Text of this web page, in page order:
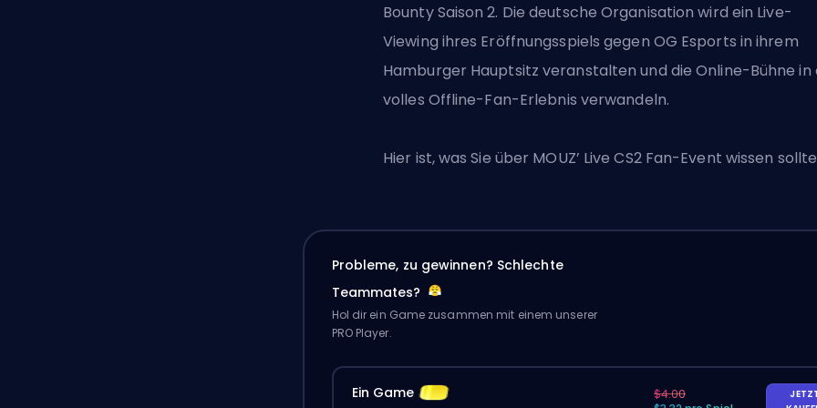
Bounty Saison 2. Die deutsche Organisation wird ein Live-
Viewing ihres Eröffnungsspiels gegen OG Esports in ihrem
Hamburger Hauptsitz veranstalten und die Online-Bühne in
volles Offline-Fan-Erlebnis verwandeln.
Hier ist, was Sie über MOUZ’ LiveCS2 Fan-Event wissen
Probleme, zu gewinnen? Schlechte
Teammates?
Hol dir ein Game zusammen mit einem unserer
PRO Player.
Ein Game
$4.00